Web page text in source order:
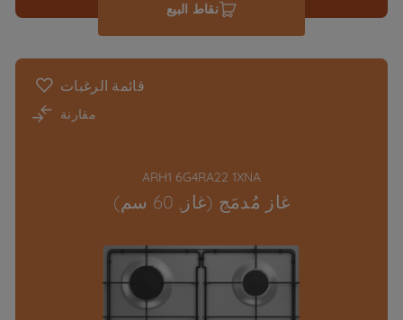
نقاط البيع
قائمة الرغبات
مقارنة
ARH1 6G4RA22 1XNA
غاز مُدمَج (غاز, 60 سم)